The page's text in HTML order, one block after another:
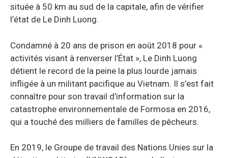
située à 50 km au sud de la capitale, afin de vérifier
l’état de Le Dinh Luong.
Condamné à 20 ans de prison en août 2018 pour «
activités visant à renverser l’État », Le Dinh Luong
détient le record de la peine la plus lourde jamais
infligée à un militant pacifique au Vietnam. Il s’est fait
connaître pour son travail d’information sur la
catastrophe environnementale de Formosa en 2016,
qui a touché des milliers de familles de pêcheurs.
En 2019, le Groupe de travail des Nations Unies sur la